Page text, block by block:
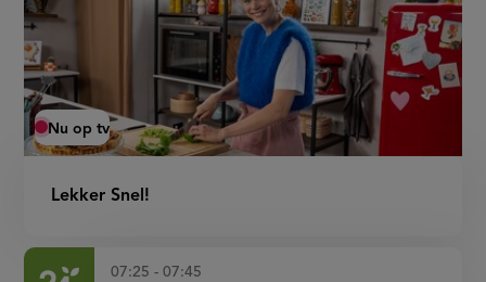
Lekker Snel!
Nu op tv
07:25 - 07:45